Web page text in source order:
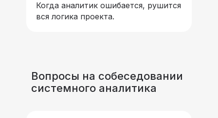
Когда аналитик ошибается, рушится
вся логика проекта.
Вопросы на собеседовании
системного аналитика